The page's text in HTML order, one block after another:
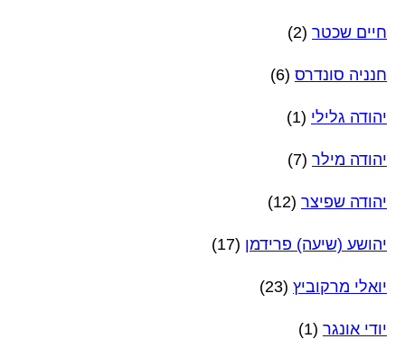
חיים שכטר (2)
חנניה סונדרס (6)
יהודה גלילי (1)
יהודה מילר (7)
יהודה שפיצר (12)
יהושע (שיעה) פרידמן (17)
יואלי מרקוביץ (23)
יודי אונגר (1)